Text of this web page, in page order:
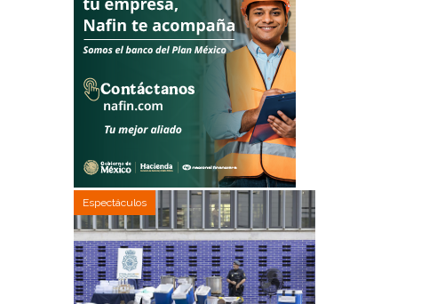
Espectáculos